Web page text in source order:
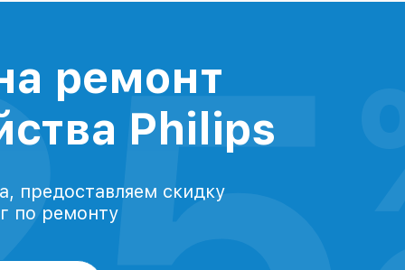
ремонт
Philips
предоставляем скидку
по ремонту